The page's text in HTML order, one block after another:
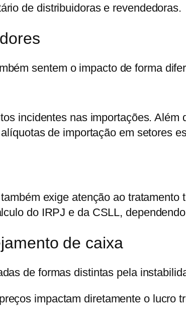
de distribuidoras e revendedoras.
sentem o impacto de forma
incidentes nas importações. Além
de importação em setores
exige atenção ao tratamento
do IRPJ e da CSLL,
de caixa
de formas distintas pela
impactam diretamente o lucro